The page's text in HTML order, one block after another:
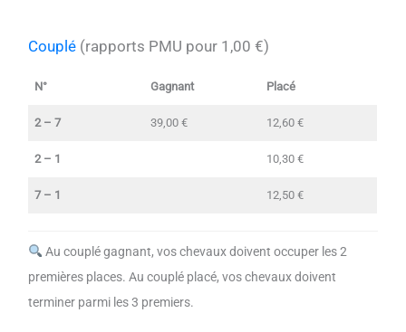
Couplé (rapports PMU pour 1,00 €)
N° Gagnant Placé
2 – 7 39,00 € 12,60 €
2 – 1 10,30 €
7 – 1 12,50 €
Au couplé gagnant, vos chevaux doivent occuper les 2
premières places. Au couplé placé, vos chevaux doivent
terminer parmi les 3 premiers.